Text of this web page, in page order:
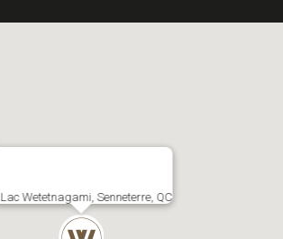
Lac Wetetnagami, Senneterre, QC